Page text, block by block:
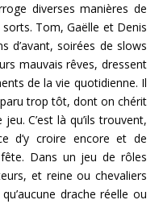
diverses manières de
Tom, Gaëlle et Denis
d’avant, soirées de slows
mauvais rêves, dressent
de la vie quotidienne. Il
trop tôt, dont on chérit
C’est là qu’ils trouvent,
d’y croire encore et de
Dans un jeu de rôles
et reine ou chevaliers
drache réelle ou